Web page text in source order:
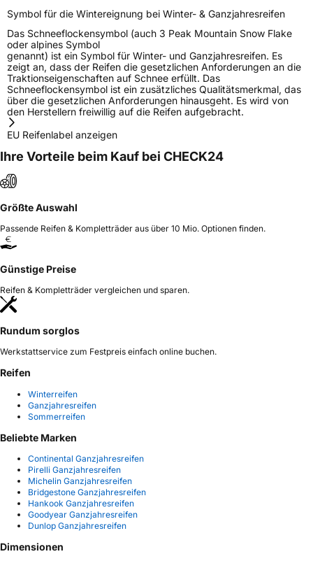
Symbol für die Wintereignung bei Winter- & Ganzjahresreifen
Das Schneeflockensymbol (auch 3 Peak Mountain Snow Flake
oder alpines Symbol
genannt) ist ein Symbol für Winter- und Ganzjahresreifen. Es
zeigt an, dass der Reifen die gesetzlichen Anforderungen an die
Traktionseigenschaften auf Schnee erfüllt. Das
Schneeflockensymbol ist ein zusätzliches Qualitätsmerkmal, das
über die gesetzlichen Anforderungen hinausgeht. Es wird von
den Herstellern freiwillig auf die Reifen aufgebracht.
EU Reifenlabel anzeigen
Ihre Vorteile beim Kauf bei CHECK24
Größte Auswahl
Passende Reifen & Kompletträder aus über 10 Mio. Optionen finden.
Günstige Preise
Reifen & Kompletträder vergleichen und sparen.
Rundum sorglos
Werkstattservice zum Festpreis einfach online buchen.
Reifen
Winterreifen
Ganzjahresreifen
Sommerreifen
Beliebte Marken
Continental Ganzjahresreifen
Pirelli Ganzjahresreifen
Michelin Ganzjahresreifen
Bridgestone Ganzjahresreifen
Hankook Ganzjahresreifen
Goodyear Ganzjahresreifen
Dunlop Ganzjahresreifen
Dimensionen